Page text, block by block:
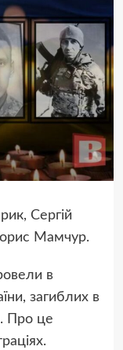
Сергій
Мамчур.
в
загиблих в
Про це